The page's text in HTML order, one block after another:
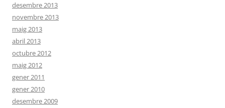
desembre 2013
novembre 2013
maig 2013
abril 2013
octubre 2012
maig 2012
gener 2011
gener 2010
desembre 2009